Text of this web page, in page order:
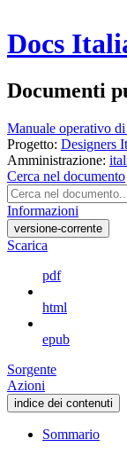
Docs
Documenti
Manuale operativo di
Progetto: Designers
Amministrazione:
Cerca nel documento
Informazioni
versione-corrente
Scarica
pdf
html
epub
Sorgente
Azioni
indice dei contenuti
Sommario